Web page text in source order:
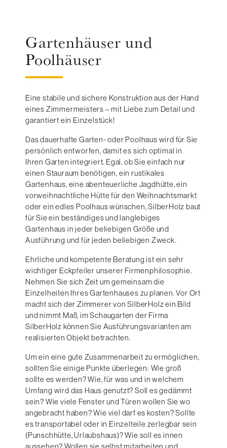
Gartenhäuser und
Poolhäuser
Eine stabile und sichere Konstruktion aus der Hand
eines Zimmermeisters – mit Liebe zum Detail und
garantiert ein Einzelstück!
Das dauerhafte Garten- oder Poolhaus wird für Sie
persönlich entworfen, damit es sich optimal in
Ihren Garten integriert. Egal, ob Sie einfach nur
einen Stauraum benötigen, ein rustikales
Gartenhaus, eine abenteuerliche Jagdhütte, ein
vorweihnachtliche Hütte für den Weihnachtsmarkt
oder ein edles Poolhaus wünschen, SilberHolz baut
für Sie ein beständiges und langlebiges
Gartenhaus in jeder beliebigen Größe und
Ausführung und für jeden beliebigen Zweck.
Ehrliche und kompetente Beratung ist ein sehr
wichtiger Eckpfeiler unserer Firmenphilosophie.
Nehmen Sie sich Zeit um gemeinsam die
Einzelheiten Ihres Gartenhauses zu planen. Vor Ort
macht sich der Zimmerer von SilberHolz ein Bild
und nimmt Maß, im Schaugarten der Firma
SilberHolz können Sie Ausführungsvarianten am
realisierten Objekt betrachten.
Um ein eine gute Zusammenarbeit zu ermöglichen,
sollten Sie einige Punkte überlegen: Wie groß
sollte es werden? Wie, für was und in welchem
Umfang wird das Haus genutzt? Soll es gedämmt
sein? Wie viele Fenster und Türen wollen Sie wo
angebracht haben? Wie viel darf es kosten? Sollte
es transportabel oder in Einzelteile zerlegbar sein
(Punschhütte, Urlaubshaus)? Wie soll es innen
aussehen? Wollen sie selbst mitarbeiten und